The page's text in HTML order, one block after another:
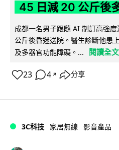
45 日減 20 公斤後
成都一名男子跟隨 AI 制訂高強
公斤後昏迷送院。醫生診斷他患
及多器官功能障礙。...
閱讀全文
23 4 ↗ 分享
3C科技 家居無線 影音產品